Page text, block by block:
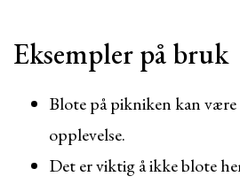
Eksempler på bruk
Blote på pikniken kan
opplevelse.
Det er viktig å ikke blote